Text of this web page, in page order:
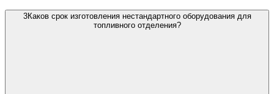
3Каков срок изготовления нестандартного оборудования для
топливного отделения?